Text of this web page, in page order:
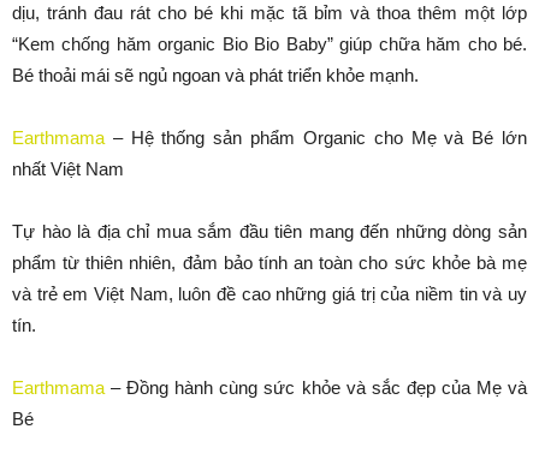
dịu, tránh đau rát cho bé khi mặc tã bỉm và thoa thêm một lớp
“Kem chống hăm organic Bio Bio Baby” giúp chữa hăm cho bé.
Bé thoải mái sẽ ngủ ngoan và phát triển khỏe mạnh.
Earthmama – Hệ thống sản phẩm Organic cho Mẹ và Bé lớn
nhất Việt Nam
Tự hào là địa chỉ mua sắm đầu tiên mang đến những dòng sản
phẩm từ thiên nhiên, đảm bảo tính an toàn cho sức khỏe bà mẹ
và trẻ em Việt Nam, luôn đề cao những giá trị của niềm tin và uy
tín.
Earthmama – Đồng hành cùng sức khỏe và sắc đẹp của Mẹ và
Bé